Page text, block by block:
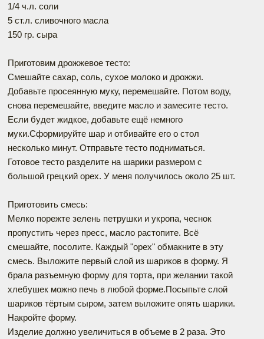
1/4 ч.л. соли
5 ст.л. сливочного масла
150 гр. сыра
Приготовим дрожжевое тесто:
Смешайте сахар, соль, сухое молоко и дрожжи.
Добавьте просеянную муку, перемешайте. Потом воду,
снова перемешайте, введите масло и замесите тесто.
Если будет жидкое, добавьте ещё немного
муки.Сформируйте шар и отбивайте его о стол
несколько минут. Отправьте тесто подниматься.
Готовое тесто разделите на шарики размером с
большой грецкий орех. У меня получилось около 25 шт.
Приготовить смесь:
Мелко порежте зелень петрушки и укропа, чеснок
пропустить через пресс, масло растопите. Всё
смешайте, посолите. Каждый "орех" обмакните в эту
смесь. Выложите первый слой из шариков в форму. Я
брала разъемную форму для торта, при желании такой
хлебушек можно печь в любой форме.Посыпьте слой
шариков тёртым сыром, затем выложите опять шарики.
Накройте форму.
Изделие должно увеличиться в объеме в 2 раза. Это